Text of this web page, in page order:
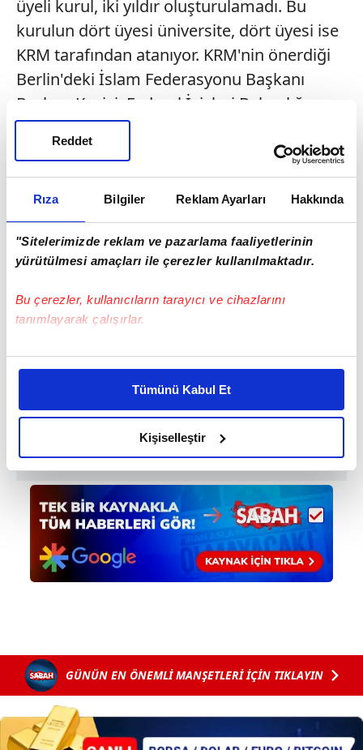
Rıza Bilgiler Reklam Ayarları Hakkında
"Sitelerimizde reklam ve pazarlama faaliyetlerinin
yürütülmesi amaçları ile çerezler kullanılmaktadır.
Bu çerezler, kullanıcıların tarayıcı ve cihazlarını
tanımlayarak çalışırlar.
Bu çerezlere izin vermeniz halinde sizlere özel
daha iyi reklam deneyimi yaşatabiliriz. Bunu yaparken
amacımızın size daha iyi bir reklam deneyimi sunmak
olduğunu ve sizlere en iyi içerikleri sunabilmek adına
elimizden gelen çabayı gösterdiğimizi ve bu noktada,
reklamların maliyetlerimizi karşılamak noktasında tek gelir
Her halükârda, kullanıcılar, bu çerezlere izin vermedikleri
takdirde, kullanıcılara hedefli reklamlar
gösterilmeyecektir."
verileriniz işlenmekte olup gerekli olan çerezler bilgi
toplumu hizmetlerinin sunulması amacıyla
kullanılmaktadır. Diğer çerezler, sitemizin daha işlevsel
kılınması ve kişiselleştirilmesi ve sizlere yönelik
reklam/pazarlama faaliyetlerinin yapılması, amaçlarıyla
Tümünü Kabul Et
Kişiselleştir
Reddet
üyeli kurul, iki yıldır oluşturulamadı. Bu
kurulun dört üyesi üniversite, dört üyesi ise
KRM tarafından atanıyor. KRM'nin önerdiği
Berlin'deki İslam Federasyonu Başkanı
Burhan Kesici, Federal İçişleri Bakanlığı
tarafından kabul edilmiyor. Nedeni ise,
Kesici'nin Anayasayı Koruma Dairesi
tarafından izlenmesi. Kesici NRW eyaleti ile
KRM arasında yürütülen okullarda din
dersleri görüşmelerine ise
katılabiliyor.\n\n \n\nYunus ÜLGER / ESSEN
GÜNÜN EN ÖNEMLİ MANŞETLERİ İÇİN TIKLAYIN